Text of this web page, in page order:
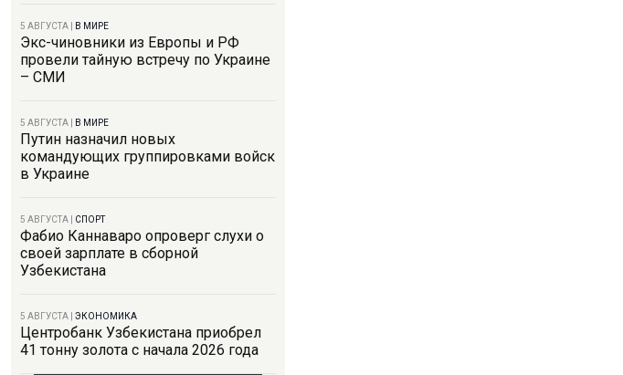
5 АВГУСТА В МИРЕ
Экс-чиновники из Европы и РФ
провели тайную встречу по Украине
– СМИ
5 АВГУСТА В МИРЕ
Путин назначил новых
командующих группировками войск
в Украине
5 АВГУСТА СПОРТ
Фабио Каннаваро опроверг слухи о
своей зарплате в сборной
Узбекистана
5 АВГУСТА ЭКОНОМИКА
Центробанк Узбекистана приобрел
41 тонну золота с начала 2026 года